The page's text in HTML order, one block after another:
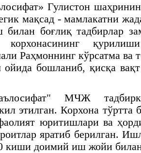
Гулистон
мақсад - мамлакатни
боғлиқ тадбирлар
корхонасининг
Раҳмоннинг кўрсатма ва
ойида бошланиб, қисқа
МЧЖ
этилган. Корхона тўртта
юритишлари ва
яратиб берилган.
киши доимий иш жойи